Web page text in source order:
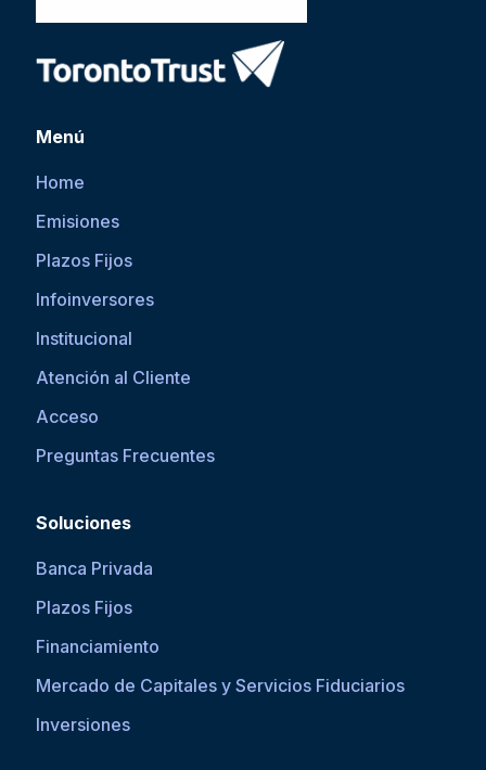
Menú
Home
Emisiones
Plazos Fijos
Infoinversores
Institucional
Atención al Cliente
Acceso
Preguntas Frecuentes
Soluciones
Banca Privada
Plazos Fijos
Financiamiento
Mercado de Capitales y Servicios Fiduciarios
Inversiones